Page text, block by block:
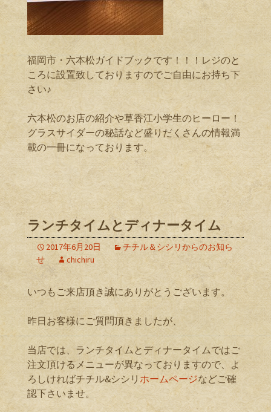
福岡市・六本松ガイドブックです！！！レジのと
ころに設置致しておりますのでご自由にお持ち下
さい♪
六本松のお店の紹介や草香江小学生のヒーロー！
グラスサイダーの秘話など盛りだくさんの情報満
載の一冊になっております。
ランチタイムとディナータイム
2017年6月20日
チチル＆シシリからのお知ら
せ
chichiru
いつもご来店頂き誠にありがとうございます。
昨日お客様にご質問頂きましたが、
当店では、ランチタイムとディナータイムではご
注文頂けるメニューが異なっておりますので、よ
ろしければチチル&シシリ ホームページなどご確
認下さいませ。